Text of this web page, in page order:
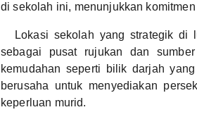
di sekolah ini, menunjukkan
Lokasi sekolah yang strategik di
sebagai pusat rujukan dan
kemudahan seperti bilik darjah
berusaha untuk menyediakan
keperluan murid.